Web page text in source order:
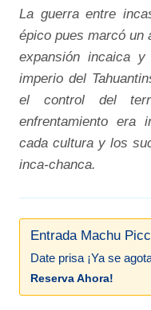
La guerra entre
épico pues marcó un
expansión incaica
imperio del
el control del
enfrentamiento era
cada cultura y los
inca-chanca.
Entrada Machu
Date prisa ¡Ya se
Reserva Ahora!